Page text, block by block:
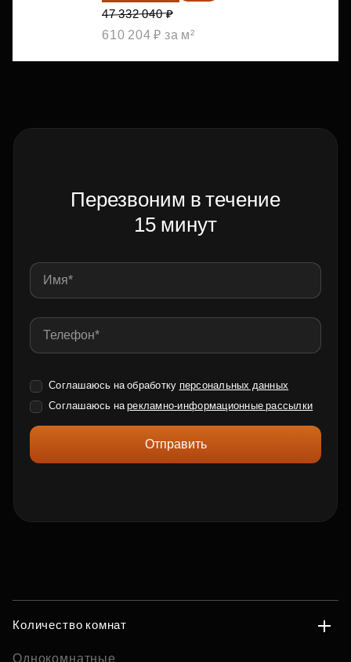
47 332 040 ₽
610 204 ₽ за м²
Перезвоним в течение
15 минут
Соглашаюсь на обработку персональных данных
Соглашаюсь нарекламно-информационные рассылки
Отправить
Количество комнат
Однокомнатные